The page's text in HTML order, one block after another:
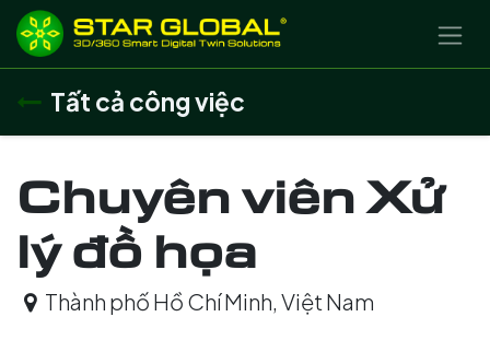
BỎ QUA ĐỂ ĐẾN NỘI DUNG
Tất cả công việc
Chuyên viên Xử
lý đồ họa
Thành phố Hồ Chí Minh Việt Nam